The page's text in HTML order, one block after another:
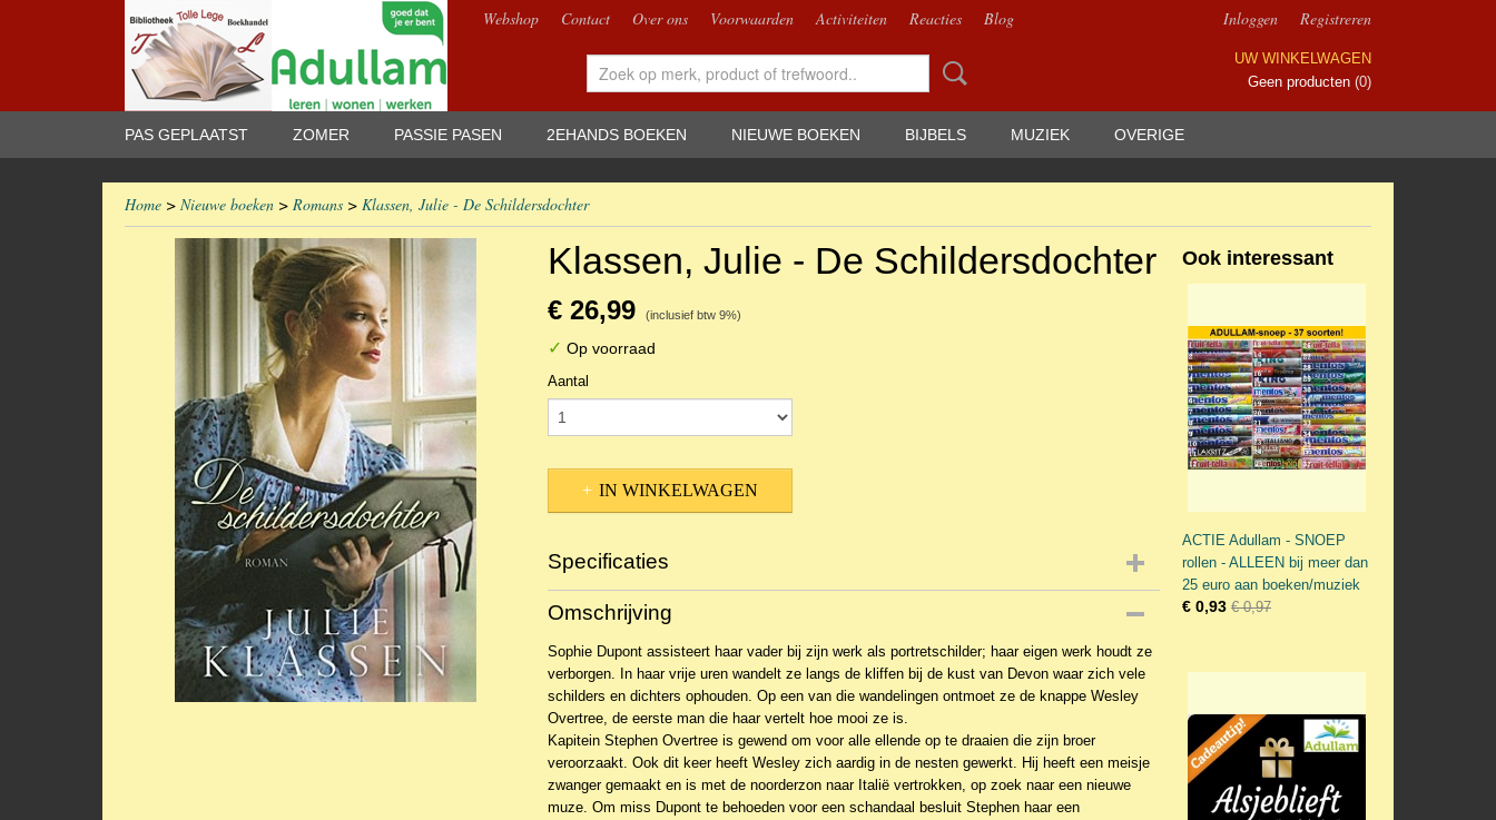
Webshop Contact Over ons Voorwaarden Activiteiten Reacties Blog Inloggen Registreren
UW WINKELWAGEN
Geen producten (0)
PAS GEPLAATST ZOMER PASSIE PASEN 2EHANDS BOEKEN NIEUWE BOEKEN BIJBELS MUZIEK OVERIGE
Home > Nieuwe boeken > Romans > Klassen, Julie - De Schildersdochter
Klassen, Julie - De Schildersdochter
€ 26,99 (inclusief btw 9%)
✓ Op voorraad
Aantal
IN WINKELWAGEN
Specificaties
Productcode
EAN code
Omschrijving
Sophie Dupont assisteert haar vader bij zijn werk als portretschilder; haar eigen werk houdt ze
verborgen. In haar vrije uren wandelt ze langs de kliffen bij de kust van Devon waar zich vele
schilders en dichters ophouden. Op een van die wandelingen ontmoet ze de knappe Wesley
Overtree, de eerste man die haar vertelt hoe mooi ze is.
Kapitein Stephen Overtree is gewend om voor alle ellende op te draaien die zijn broer
veroorzaakt. Ook dit keer heeft Wesley zich aardig in de nesten gewerkt. Hij heeft een meisje
zwanger gemaakt en is met de noorderzon naar Italië vertrokken, op zoek naar een nieuwe
muze. Om miss Dupont te behoeden voor een schandaal besluit Stephen haar een
Ook interessant
ACTIE Adullam - SNOEP
rollen - ALLEEN bij meer dan
25 euro aan boeken/muziek
€ 0,93 € 0,97